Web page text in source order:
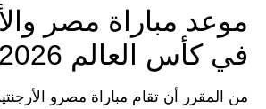
موعد مباراة مصر
في كأس العالم 2026
من المقرر أن تقام مباراة مصرو